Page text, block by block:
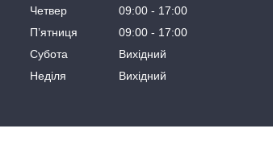
Четвер
09:00
17:00
Пʼятниця
09:00
17:00
Субота
Вихідний
Неділя
Вихідний